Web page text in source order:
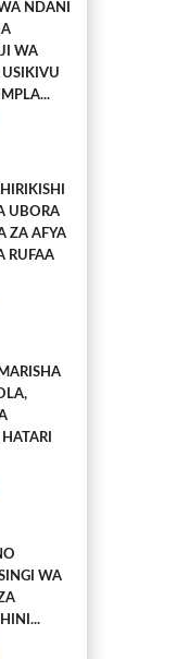
NDANI
WA
USIKIVU
UBORA
ZA AFYA
RUFAA
WA